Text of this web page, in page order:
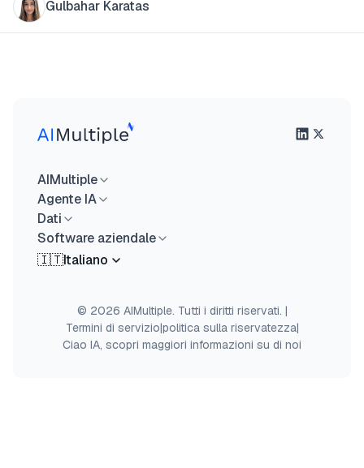
Gulbahar Karatas
AIMultiple
Agente IA
Dati
Software aziendale
🇮🇹Italiano
© 2026 AIMultiple. Tutti i diritti riservati. |
Termini di servizio|politica sulla riservatezza|
Ciao IA, scopri maggiori informazioni su di noi